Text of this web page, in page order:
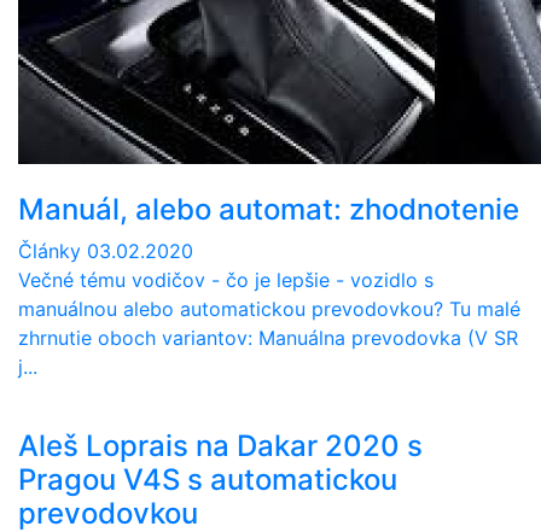
Manuál, alebo automat: zhodnotenie
Články 03.02.2020
Večné tému vodičov - čo je lepšie - vozidlo s
manuálnou alebo automatickou prevodovkou? Tu malé
zhrnutie oboch variantov: Manuálna prevodovka (V SR
j...
Aleš Loprais na Dakar 2020 s
Pragou V4S s automatickou
prevodovkou